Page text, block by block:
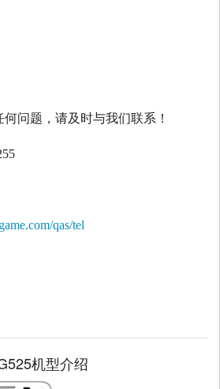
问题，请及时与我们联系！
qas/tel
机型介绍